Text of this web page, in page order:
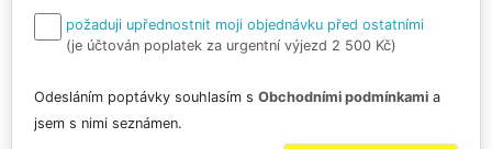
požaduji upřednostnit moji objednávku před ostatními
(je účtován poplatek za urgentní výjezd 2 500 Kč)
Odesláním poptávky souhlasím s Obchodními podmínkami a
jsem s nimi seznámen.